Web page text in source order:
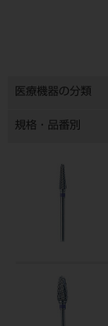
医療機器の分類
規格・品番別